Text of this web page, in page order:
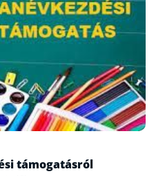
támogatásról